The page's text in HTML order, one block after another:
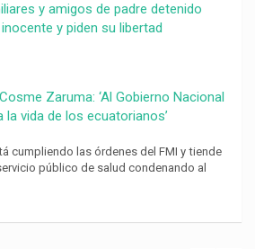
y amigos de padre detenido
y piden su libertad
Cosme Zaruma: ‘Al Gobierno Nacional
la vida de los ecuatorianos’
cumpliendo las órdenes del FMI y tiende
público de salud condenando al